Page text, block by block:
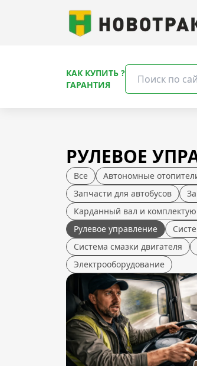
КАК КУПИТЬ ?
ГАРАНТИЯ
РУЛЕВОЕ
Все Автономные
Запчасти для автобусов
Карданный вал и
Рулевое управление
Система смазки двигателя
Электрооборудование